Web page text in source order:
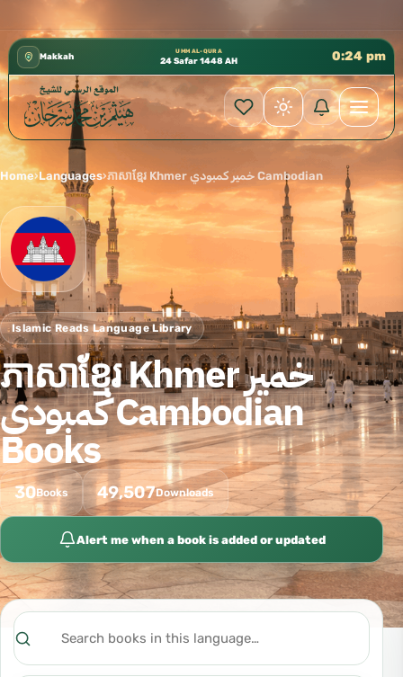
Makkah
UMM AL-QURA
24 Safar 1448 AH 0:24 pm
Home›Languages› ភាសាខ្មែរ Khmer خمير كمبودي Cambodian
Islamic Reads Language Library
ភាសាខ្មែរ Khmer خمير
كمبودي Cambodian
Books
30Books 49,507Downloads
Alert me when a book is added or updated
Search